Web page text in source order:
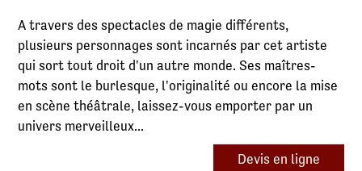
A travers des spectacles de magie différents,
plusieurs personnages sont incarnés par cet artiste
qui sort tout droit d'un autre monde. Ses maîtres-
mots sont le burlesque, l'originalité ou encore la mise
en scène théâtrale, laissez-vous emporter par un
univers merveilleux...
Devis en ligne